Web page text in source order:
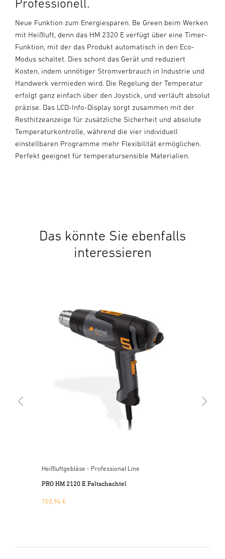
Professionell.
Neue Funktion zum Energiesparen. Be Green beim Werken
mit Heißluft, denn das HM 2320 E verfügt über eine Timer-
Funktion, mit der das Produkt automatisch in den Eco-
Modus schaltet. Dies schont das Gerät und reduziert
Kosten, indem unnötiger Stromverbrauch in Industrie und
Handwerk vermieden wird. Die Regelung der Temperatur
erfolgt ganz einfach über den Joystick, und verläuft absolut
präzise. Das LCD-Info-Display sorgt zusammen mit der
Resthitzeanzeige für zusätzliche Sicherheit und absolute
Temperaturkontrolle, während die vier individuell
einstellbaren Programme mehr Flexibilität ermöglichen.
Perfekt geeignet für temperatursensible Materialien.
Das könnte Sie ebenfalls
interessieren
Heißluftgebläse - Professional Line
PRO HM 2120 E Faltschachtel
102,94 €